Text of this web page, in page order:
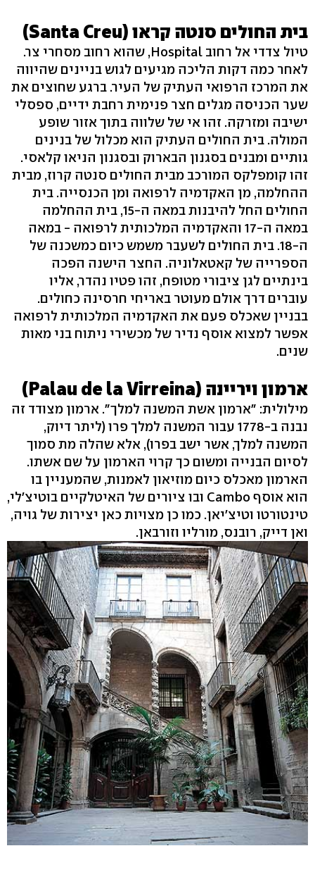
בית החולים סנטה קראו (Santa Creu)
טיול צדדי אל רחוב Hospital, שהוא רחוב מסחרי צר.
לאחר כמה דקות הליכה מגיעים לגוש בניינים שהיווה
את המרכז הרפואי העתיק של העיר. ברגע שחוצים את
שער הכניסה מגלים חצר פנימית רחבת ידיים, ספסלי
ישיבה ומזרקה. זהו אי של שלווה בתוך אזור שופע
המולה. בית החולים העתיק הוא מכלול של בנינים
גותיים ומבנים בסגנון הבארוק ובסגנון הניאו קלאסי.
זהו קומפלקס המורכב מבית החולים סנטה קרוז, מבית
ההחלמה, מן האקדמיה לרפואה ומן הכנסייה. בית
החולים החל להיבנות במאה ה-15, בית ההחלמה
במאה ה-17 והאקדמיה המלכותית לרפואה - במאה
ה-18. בית החולים לשעבר משמש כיום כמשכנה של
הספרייה של קאטאלוניה. החצר הישנה הפכה
בינתיים לגן ציבורי מטופח, זהו פטיו נהדר, אליו
עוברים דרך אולם מעוטר באריחי חרסינה כחולים.
בבניין שאכלס פעם את האקדמיה המלכותית לרפואה
אפשר למצוא אוסף נדיר של מכשירי ניתוח בני מאות
שנים.
ארמון ויריינה (Palau de la Virreina)
מילולית: "ארמון אשת המשנה למלך". ארמון מצודד זה
נבנה ב-1778 עבור המשנה למלך פרו (ליתר דיוק,
המשנה למלך, אשר ישב בפרו), אלא שהלה מת סמוך
לסיום הבנייה ומשום כך קרוי הארמון על שם אשתו.
הארמון מאכלס כיום מוזיאון לאמנות, שהמעניין בו
הוא אוסף Cambo ובו ציורים של האיטלקיים בוטיצ'לי,
טינטורטו וטיצ'יאן. כמו כן מצויות כאן יצירות של גויה,
ואן דייק, רובנס, מורליו וזורבאן.